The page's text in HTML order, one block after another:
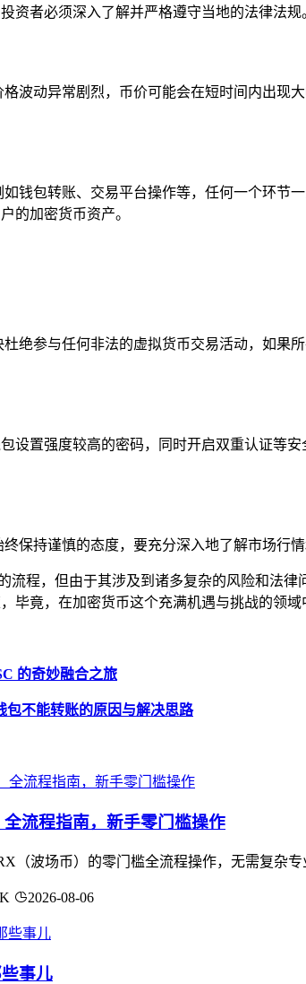
资者必须深入了解并严格遵守当地的法律法规
波动异常剧烈，币价可能会在短时间内出
钱包转账、交易平台操作等，任何一个环
的加密货币资产。
绝参与任何非法的虚拟货币交易活动，如
设置强度较高的密码，同时开启双重认证等
保持谨慎的态度，要充分深入地了解市场行
流程，但由于其涉及到诸多复杂的风险和法
毕竟，在加密货币这个充满机遇与挑战的领域
的奇妙融合之旅
包不能转账的原因与解决思路
流程指南，新手零门槛操作
（波场币）的零门槛全流程操作，无需复杂
2026-08-06
事儿